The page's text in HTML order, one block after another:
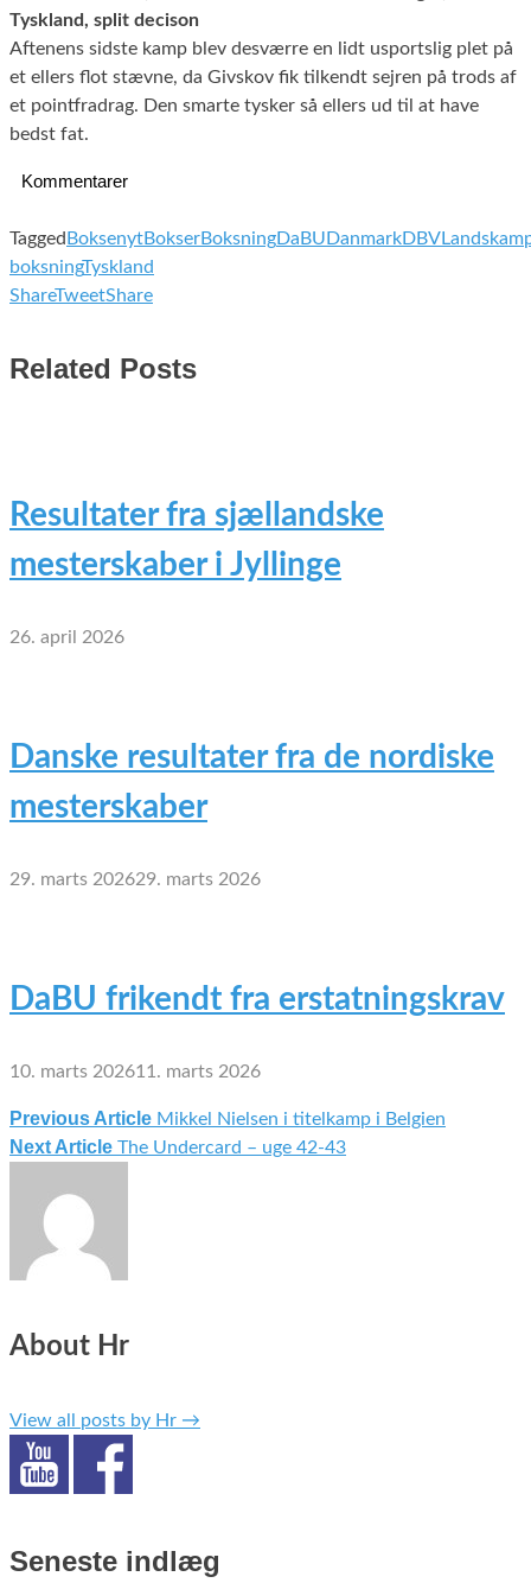
Tyskland, split decison
Aftenens sidste kamp blev desværre en lidt usportslig plet på
et ellers flot stævne, da Givskov fik tilkendt sejren på trods af
et pointfradrag. Den smarte tysker så ellers ud til at have
bedst fat.
Kommentarer
Tagged BoksenytBokserBoksningDaBU DanmarkDBV
boksningTyskland
ShareTweetShare
Related Posts
Resultater fra sjællandske
mesterskaber i Jyllinge
26. april 2026
Danske resultater fra de nordiske
mesterskaber
29. marts 202629. marts 2026
DaBU frikendt fra erstatningskrav
10. marts 202611. marts 2026
Indlægsnavigation
Previous Article Mikkel Nielsen i titelkamp i Belgien
Next Article The Undercard – uge 42-43
About Hr
View all posts by Hr →
Seneste indlæg